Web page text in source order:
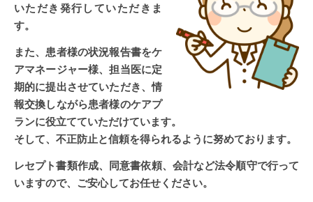
いただき発行していただきま
す。
また、患者様の状況報告書をケ
アマネージャー様、担当医に定
期的に提出させていただき、情
報交換しながら患者様のケアプ
ランに役立てていただけています。
そして、不正防止と信頼を得られるように努めております。
レセプト書類作成、同意書依頼、会計など法令順守で行って
いますので、ご安心してお任せください。